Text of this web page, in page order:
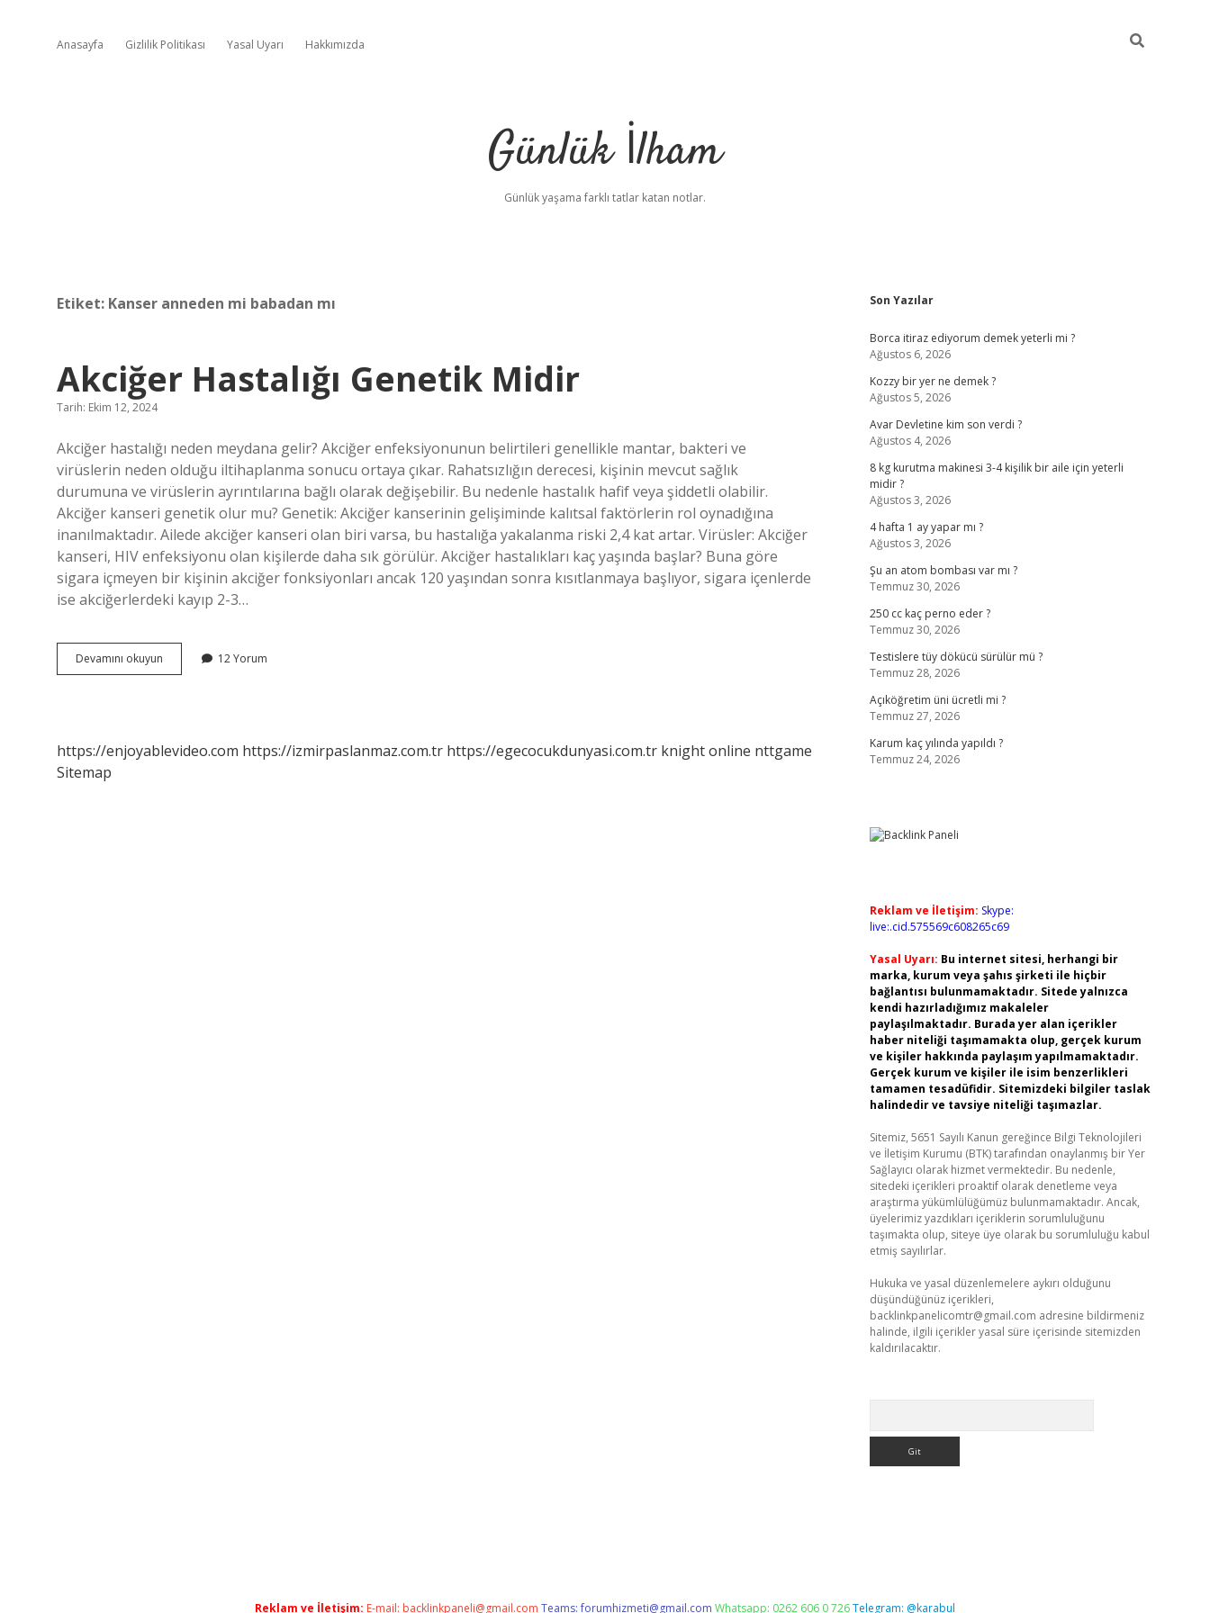
Anasayfa Gizlilik Politikası Yasal Uyarı Hakkımızda
Günlük İlham
Günlük yaşama farklı tatlar katan notlar.
Etiket: Kanser anneden mi babadan mı
Akciğer Hastalığı Genetik Midir
Tarih: Ekim 12, 2024
Akciğer hastalığı neden meydana gelir? Akciğer enfeksiyonunun belirtileri genellikle mantar, bakteri ve
virüslerin neden olduğu iltihaplanma sonucu ortaya çıkar. Rahatsızlığın derecesi, kişinin mevcut sağlık
durumuna ve virüslerin ayrıntılarına bağlı olarak değişebilir. Bu nedenle hastalık hafif veya şiddetli olabilir.
Akciğer kanseri genetik olur mu? Genetik: Akciğer kanserinin gelişiminde kalıtsal faktörlerin rol oynadığına
inanılmaktadır. Ailede akciğer kanseri olan biri varsa, bu hastalığa yakalanma riski 2,4 kat artar. Virüsler: Akciğer
kanseri, HIV enfeksiyonu olan kişilerde daha sık görülür. Akciğer hastalıkları kaç yaşında başlar? Buna göre
sigara içmeyen bir kişinin akciğer fonksiyonları ancak 120 yaşından sonra kısıtlanmaya başlıyor, sigara içenlerde
ise akciğerlerdeki kayıp 2-3…
Devamını okuyun
Hastalığı
12 Yorum
https://enjoyablevideo.com https://izmirpaslanmaz.com.tr https://egecocukdunyasi.com.tr knight online nttgame
Sitemap
Sidebar
Son Yazılar
Borca itiraz ediyorum demek yeterli mi ?
Ağustos 6, 2026
Kozzy bir yer ne demek ?
Ağustos 5, 2026
Avar Devletine kim son verdi ?
Ağustos 4, 2026
8 kg kurutma makinesi 3-4 kişilik bir aile için yeterli
midir ?
Ağustos 3, 2026
4 hafta 1 ay yapar mı ?
Ağustos 3, 2026
Şu an atom bombası var mı ?
Temmuz 30, 2026
250 cc kaç perno eder ?
Temmuz 30, 2026
Testislere tüy dökücü sürülür mü ?
Temmuz 28, 2026
Açıköğretim üni ücretli mi ?
Temmuz 27, 2026
Karum kaç yılında yapıldı ?
Temmuz 24, 2026
Reklam ve İletişim: Skype:
live:.cid.575569c608265c69
Yasal Uyarı: Bu internet sitesi, herhangi bir
marka, kurum veya şahıs şirketi ile hiçbir
bağlantısı bulunmamaktadır. Sitede yalnızca
kendi hazırladığımız makaleler
paylaşılmaktadır. Burada yer alan içerikler
haber niteliği taşımamakta olup, gerçek kurum
ve kişiler hakkında paylaşım yapılmamaktadır.
Gerçek kurum ve kişiler ile isim benzerlikleri
tamamen tesadüfidir. Sitemizdeki bilgiler taslak
halindedir ve tavsiye niteliği taşımazlar.
Sitemiz, 5651 Sayılı Kanun gereğince Bilgi Teknolojileri
ve İletişim Kurumu (BTK) tarafından onaylanmış bir Yer
Sağlayıcı olarak hizmet vermektedir. Bu nedenle,
sitedeki içerikleri proaktif olarak denetleme veya
araştırma yükümlülüğümüz bulunmamaktadır. Ancak,
üyelerimiz yazdıkları içeriklerin sorumluluğunu
taşımakta olup, siteye üye olarak bu sorumluluğu kabul
etmiş sayılırlar.
Hukuka ve yasal düzenlemelere aykırı olduğunu
düşündüğünüz içerikleri,
backlinkpanelicomtr@gmail.com adresine bildirmeniz
halinde, ilgili içerikler yasal süre içerisinde sitemizden
kaldırılacaktır.
Reklam ve İletişim: E-mail: backlinkpaneli@gmail.com Teams:forumhizmeti@gmail.com Whatsapp: 0262 606 0 726Telegram: @karabul